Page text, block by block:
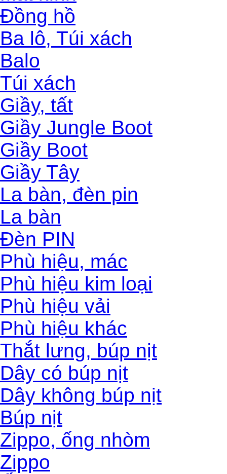
Đồng hồ
Ba lô, Túi xách
Balo
Túi xách
Giầy, tất
Giầy Jungle Boot
Giầy Boot
Giầy Tây
La bàn, đèn pin
La bàn
Đèn PIN
Phù hiệu, mác
Phù hiệu kim loại
Phù hiệu vải
Phù hiệu khác
Thắt lưng, búp nịt
Dây có búp nịt
Dây không búp nịt
Búp nịt
Zippo, ống nhòm
Zippo